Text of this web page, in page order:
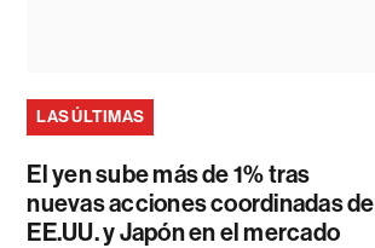
LAS ÚLTIMAS
El yen sube más de 1% tras
nuevas acciones coordinadas de
EE.UU. y Japón en el mercado